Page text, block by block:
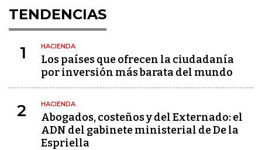
TENDENCIAS
1 HACIENDA
Los países que ofrecen la ciudadanía
por inversión más barata del mundo
2 HACIENDA
Abogados, costeños y del Externado: el
ADN del gabinete ministerial de De la
Espriella